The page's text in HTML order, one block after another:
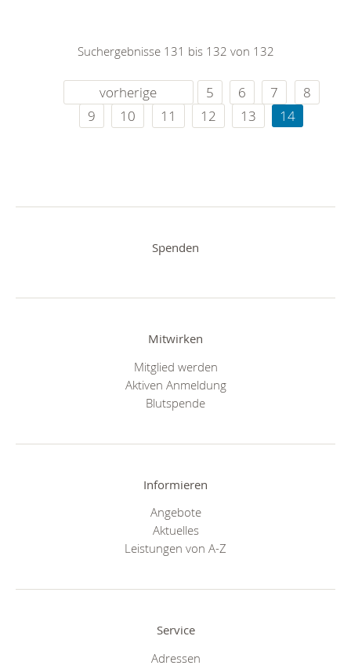
Suchergebnisse 131 bis 132 von 132
vorherige 5 6 7
8
9
10 11 12 13 14
Spenden
Mitwirken
Mitglied werden
Aktiven Anmeldung
Blutspende
Informieren
Angebote
Aktuelles
Leistungen von A-Z
Service
Adressen